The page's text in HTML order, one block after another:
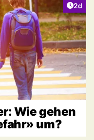
2d
Wie gehen
um?